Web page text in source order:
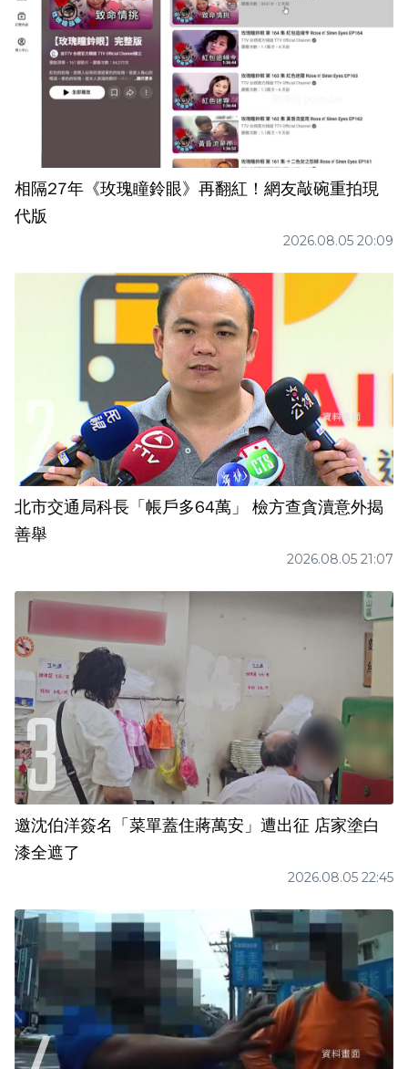
相隔27年《玫瑰瞳鈴眼》再翻紅！網友敲碗重拍現
代版
2026.08.05 20:09
北市交通局科長「帳戶多64萬」 檢方查貪瀆意外揭
善舉
2026.08.05 21:07
邀沈伯洋簽名「菜單蓋住蔣萬安」遭出征 店家塗白
漆全遮了
2026.08.05 22:45